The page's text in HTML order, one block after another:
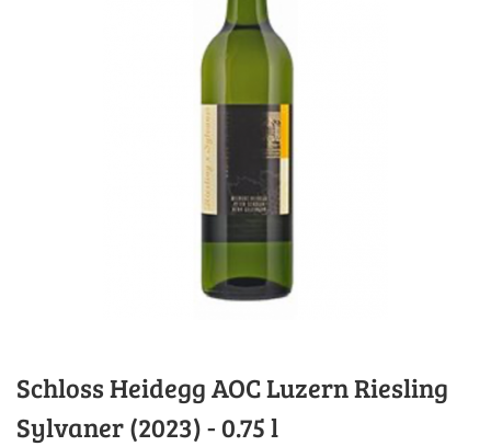
Schloss Heidegg AOC Luzern Riesling
Sylvaner (2023) - 0.75 l